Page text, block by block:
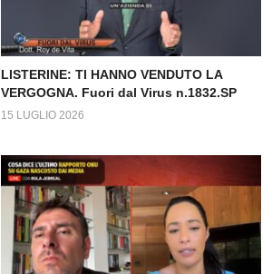
LISTERINE: TI HANNO VENDUTO LA
VERGOGNA. Fuori dal Virus n.1832.SP
15 LUGLIO 2026